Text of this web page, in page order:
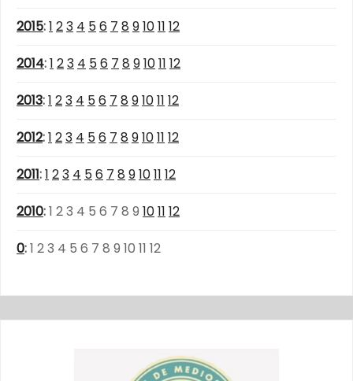
2015:1 23 4 56 7 8 91011 12
2014:1 23 4 56 7 8 91011 12
2013:1 23 4 56 7 8 91011 12
2012:1 23 4 56 7 8 91011 12
2011:1 23 4 56 7 8 91011 12
2010:1 23 4 5 6 7 8 9 1011 12
0:1 23 4 5 6 7 8 9 10 11 12